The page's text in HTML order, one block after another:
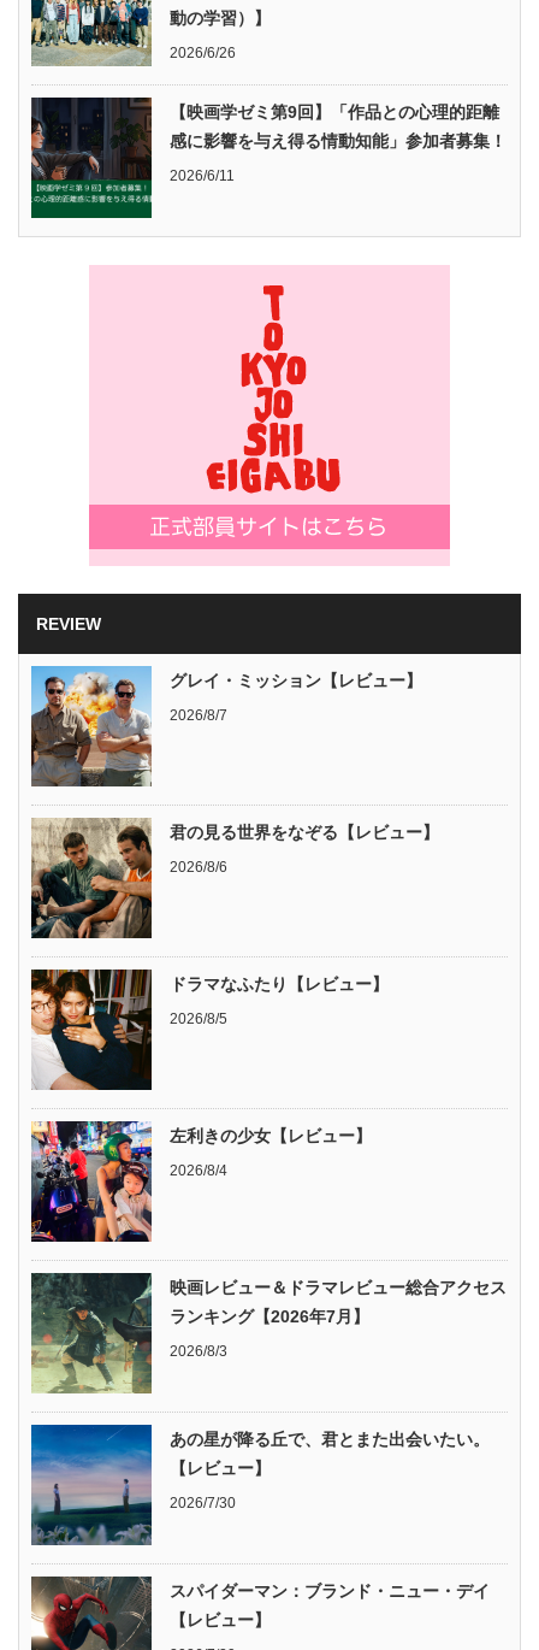
動の学習）】
2026/6/26
【映画学ゼミ第9回】「作品との心理的距離
感に影響を与え得る情動知能」参加者募集！
2026/6/11
REVIEW
グレイ・ミッション【レビュー】
2026/8/7
君の見る世界をなぞる【レビュー】
2026/8/6
ドラマなふたり【レビュー】
2026/8/5
左利きの少女【レビュー】
2026/8/4
映画レビュー＆ドラマレビュー総合アクセス
ランキング【2026年7月】
2026/8/3
あの星が降る丘で、君とまた出会いたい。
【レビュー】
2026/7/30
スパイダーマン：ブランド・ニュー・デイ
【レビュー】